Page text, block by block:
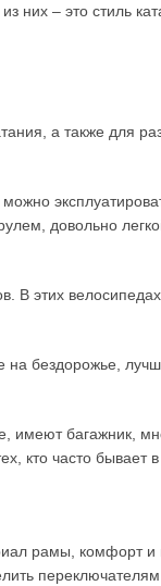
них – это стиль
а также для
довольно
В этих
бездорожье,
багажник,
часто бывает
рамы, комфорт и
переключателям